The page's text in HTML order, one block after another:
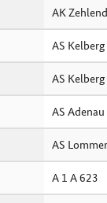
AK
AS
AS
AS
AS
A 1 A 623